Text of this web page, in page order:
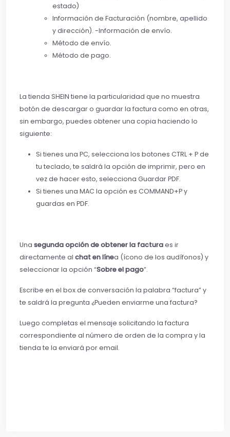
estado)
Información de Facturación (nombre, apellido
y dirección). -Información de envío.
Método de envío.
Método de pago.
La tienda SHEIN tiene la particularidad que no muestra
botón de descargar o guardar la factura como en otras,
sin embargo, puedes obtener una copia haciendo lo
siguiente:
Si tienes una PC, selecciona los botones CTRL + P de
tu teclado, te saldrá la opción de imprimir, pero en
vez de hacer esto, selecciona Guardar PDF.
Si tienes una MAC la opción es COMMAND+P y
guardas en PDF.
Una segunda opción de obtener la facturaes ir
directamente al chat en línea (ícono de los audífonos) y
seleccionar la opción “Sobre el pago”.
Escribe en el box de conversación la palabra “factura” y
te saldrá la pregunta ¿Pueden enviarme una factura?
Luego completas el mensaje solicitando la factura
correspondiente al número de orden de la compra y la
tienda te la enviará por email.